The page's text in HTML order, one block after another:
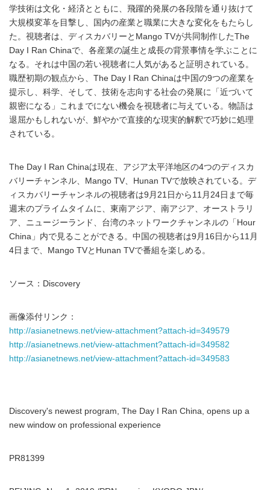
学技術は文化・経済とともに、飛躍的発展の各段階を通り抜けて
大規模変革を目撃し、国内の産業と職業に大きな変化をもたらし
た。視聴者は、ディスカバリーとMango TVが共同制作したThe
Day I Ran Chinaで、各産業の誕生と成長の背景事情を学ぶことに
なる。それは中国の若い視聴者に人気があると証明されている。
職歴初期の観点から、The Day I Ran Chinaは中国の9つの産業を
提示し、科学、そして、技術を志向する社会の発展に「近づいて
親密になる」これまでにない機会を視聴者に与えている。物語は
退屈かもしれないが、鮮やかで直接的な現実的解釈で巧妙に処理
されている。
The Day I Ran Chinaは現在、アジア太平洋地区の4つのディスカ
バリーチャンネル、Mango TV、Hunan TVで放映されている。デ
ィスカバリーチャンネルの視聴者は9月21日から11月24日まで毎
週末のプライムタイムに、東南アジア、南アジア、オーストラリ
ア、ニュージーランド、台湾のネットワークチャンネルの「Hour
China」内で見ることができる。中国の視聴者は9月16日から11月
4日まで、Mango TVとHunan TVで番組を楽しめる。
ソース：Discovery
画像添付リンク：
http://asianetnews.net/view-attachment?attach-id=349579
http://asianetnews.net/view-attachment?attach-id=349582
http://asianetnews.net/view-attachment?attach-id=349583
Discovery's newest program, The Day I Ran China, opens up a
new window on professional experience
PR81399